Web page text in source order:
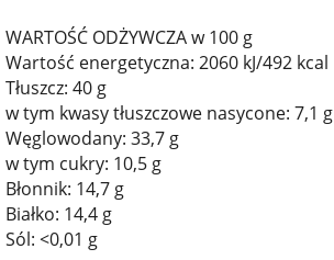
WARTOŚĆ ODŻYWCZA w 100 g
Wartość energetyczna: 2060 kJ/492 kcal
Tłuszcz: 40 g
w tym kwasy tłuszczowe nasycone: 7,1 g
Węglowodany: 33,7 g
w tym cukry: 10,5 g
Błonnik: 14,7 g
Białko: 14,4 g
Sól: <0,01 g